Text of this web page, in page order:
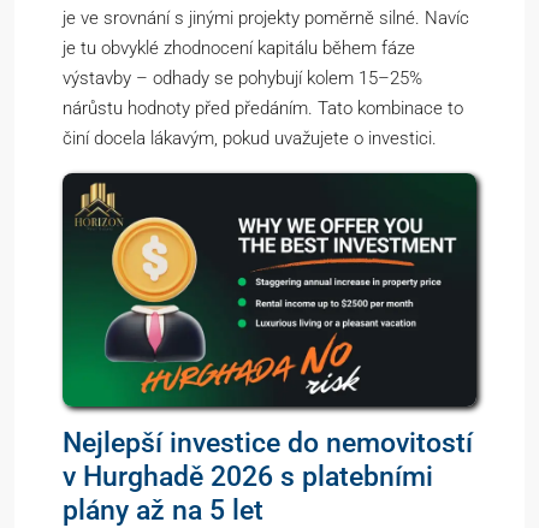
je ve srovnání s jinými projekty poměrně silné. Navíc
je tu obvyklé zhodnocení kapitálu během fáze
výstavby – odhady se pohybují kolem 15–25%
nárůstu hodnoty před předáním. Tato kombinace to
činí docela lákavým, pokud uvažujete o investici.
Nejlepší investice do nemovitostí
v Hurghadě 2026 s platebními
plány až na 5 let